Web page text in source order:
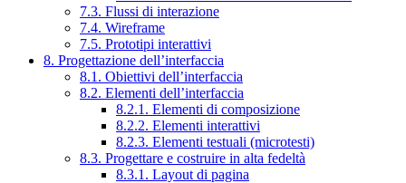
7.3. Flussi di interazione
7.4. Wireframe
7.5. Prototipi interattivi
8. Progettazione dell’interfaccia
8.1. Obiettivi dell’interfaccia
8.2. Elementi dell’interfaccia
8.2.1. Elementi di composizione
8.2.2. Elementi interattivi
8.2.3. Elementi testuali (microtesti)
8.3. Progettare e costruire in alta fedeltà
8.3.1. Layout di pagina